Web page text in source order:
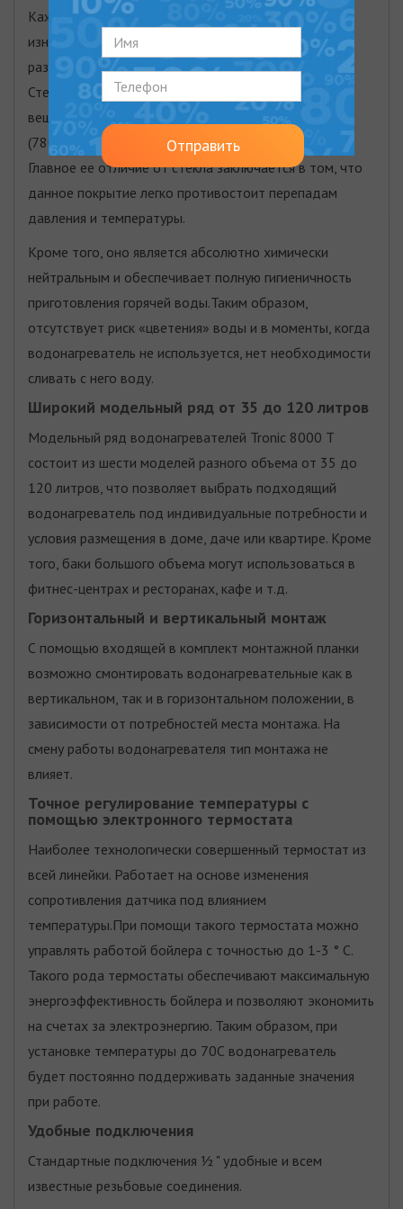
Каждый водонагреватель Bosch Tronic покрытый
изнутри слоями уникальной стеклокерамики,
разработанной в лаборатории компании Bosch.
Стеклокерамика представляет собой стекловидную
вещество, закаленного при высокой температуре
(780С - 850С) и покрывает бак водонагревателя.
Главное ее отличие от стекла заключается в том, что
данное покрытие легко противостоит перепадам
давления и температуры.
Кроме того, оно является абсолютно химически
нейтральным и обеспечивает полную гигиеничность
приготовления горячей воды.Таким образом,
отсутствует риск «цветения» воды и в моменты, когда
водонагреватель не используется, нет необходимости
сливать с него воду.
Широкий модельный ряд от 35 до 120 литров
Модельный ряд водонагревателей Tronic 8000 T
состоит из шести моделей разного объема от 35 до
120 литров, что позволяет выбрать подходящий
водонагреватель под индивидуальные потребности и
условия размещения в доме, даче или квартире. Кроме
того, баки большого объема могут использоваться в
фитнес-центрах и ресторанах, кафе и т.д.
Горизонтальный и вертикальный монтаж
С помощью входящей в комплект монтажной планки
возможно смонтировать водонагревательные как в
вертикальном, так и в горизонтальном положении, в
зависимости от потребностей места монтажа. На
смену работы водонагревателя тип монтажа не
влияет.
Точное регулирование температуры с
помощью электронного термостата
Наиболее технологически совершенный термостат из
всей линейки. Работает на основе изменения
сопротивления датчика под влиянием
температуры.При помощи такого термостата можно
управлять работой бойлера с точностью до 1-3 ° С.
Такого рода термостаты обеспечивают максимальную
энергоэффективность бойлера и позволяют экономить
на счетах за электроэнергию. Таким образом, при
установке температуры до 70С водонагреватель
будет постоянно поддерживать заданные значения
при работе.
Удобные подключения
Стандартные подключения ½ " удобные и всем
известные резьбовые соединения.
Отправить